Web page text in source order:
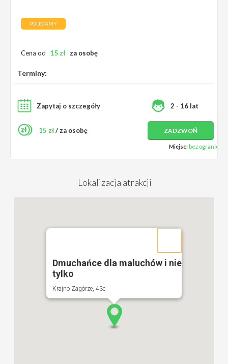
POLECAMY
Cena od 15 zł za osobę
Terminy:
Zapytaj o szczegóły 2 - 16 lat
15 zł/ za osobę ZADZWOŃ
Miejsc: bez ograniczeń
Lokalizacja atrakcji
Dmuchańce dla maluchów i nie
tylko
Krajno Zagórze, 43c